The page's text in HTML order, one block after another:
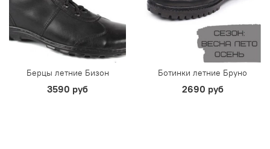
Берцы летние Бизон
3590 руб
Ботинки летние Бруно
2690 руб